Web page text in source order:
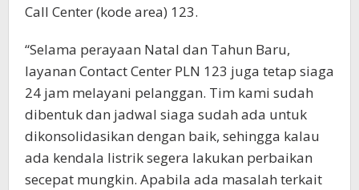
Call Center (kode area) 123.
“Selama perayaan Natal dan Tahun Baru,
layanan Contact Center PLN 123 juga tetap siaga
24 jam melayani pelanggan. Tim kami sudah
dibentuk dan jadwal siaga sudah ada untuk
dikonsolidasikan dengan baik, sehingga kalau
ada kendala listrik segera lakukan perbaikan
secepat mungkin. Apabila ada masalah terkait